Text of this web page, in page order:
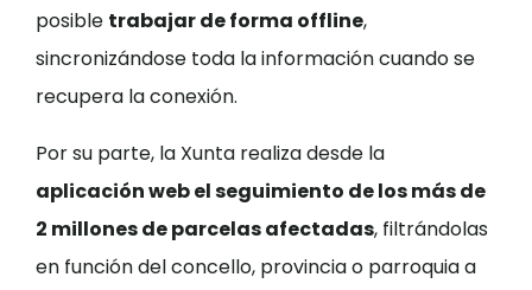
posible trabajar de forma offline,
sincronizándose toda la información cuando se
recupera la conexión.
Por su parte, la Xunta realiza desde la
aplicación web el seguimiento de los más de
2 millones de parcelas afectadas, filtrándolas
en función del concello, provincia o parroquia a